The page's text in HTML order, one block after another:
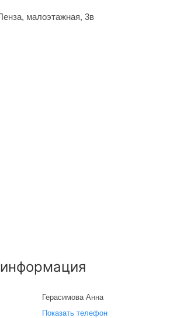
малоэтажная, 3в
Герасимова Анна
Показать телефон